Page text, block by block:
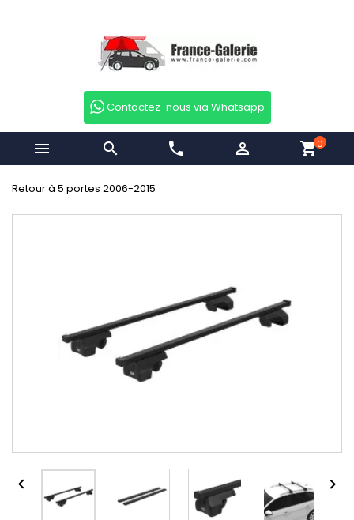
Contactez-nous via Whatsapp
  phone  shopping_cart0
Retour à 5 portes 2006-2015
 